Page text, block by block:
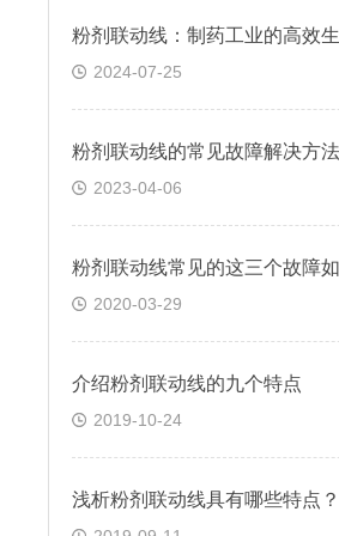
2024-07-25
粉剂联动线的常见故障解决方
2023-04-06
2020-03-29
介绍粉剂联动线的九个特点
2019-10-24
浅析粉剂联动线具有哪些特点？